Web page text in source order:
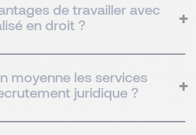
de travailler avec
en droit ?
moyenne les services
juridique ?